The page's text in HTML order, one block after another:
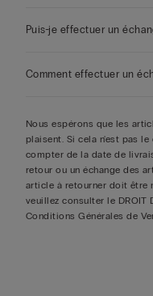
Puis-je effectuer un
Comment effectuer un
Nous espérons que les
plaisent. Si cela n'est pas
compter de la date de
retour ou un échange des
article à retourner doit être
veuillez consulter le DROIT
Conditions Générales de